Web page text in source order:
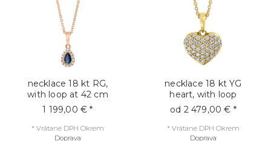
necklace 18 kt RG,
with loop at 42 cm
1 199,00 € *
* Vrátane DPH Okrem
Doprava
necklace 18 kt YG
heart, with loop
od 2 479,00 € *
* Vrátane DPH Okrem
Doprava